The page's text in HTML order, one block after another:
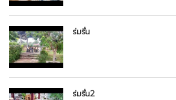
ร่มรื่น
ร่มรื่น2